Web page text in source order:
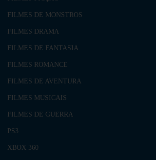
FILMES DE MONSTROS
FILMES DRAMA
FILMES DE FANTASIA
FILMES ROMANCE
FILMES DE AVENTURA
FILMES MUSICAIS
FILMES DE GUERRA
PS3
XBOX 360